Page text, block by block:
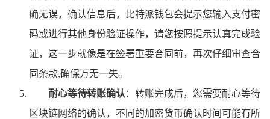
确无误，确认信息后，比特派钱包会提示您输入支付密
码或进行其他身份验证操作，请您按照提示认真完成验
证，这一步就像是在签署重要合同前，再次仔细审查合
同条款,确保万无一失。
耐心等待转账确认 ：转账完成后，您需要耐心等待
区块链网络的确认，不同的加密货币确认时间可能有所